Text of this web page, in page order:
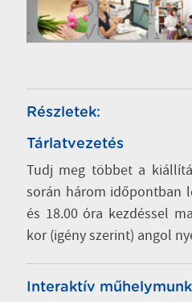
Részletek:
Tárlatvezetés
Tudj meg többet a
során három időpontban
és 18.00 óra kezdéssel
kor (igény szerint) angol
Interaktív